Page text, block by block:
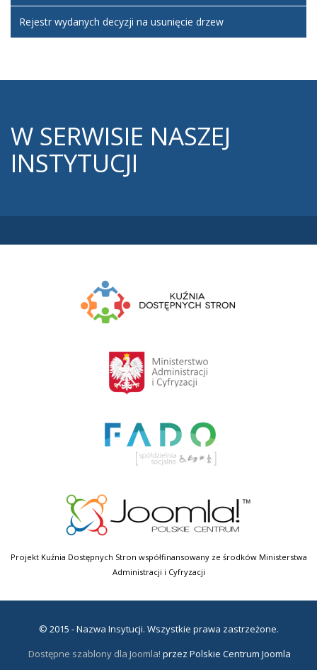
Rejestr wydanych decyzji na usunięcie drzew
W SERWISIE NASZEJ
INSTYTUCJI
Projekt Kuźnia Dostępnych Stron współfinansowany ze środków Ministerstwa
Administracji i Cyfryzacji
© 2015 - Nazwa Insytucji. Wszystkie prawa zastrzeżone.
Dostępne szablony dla Joomla! przez Polskie Centrum Joomla